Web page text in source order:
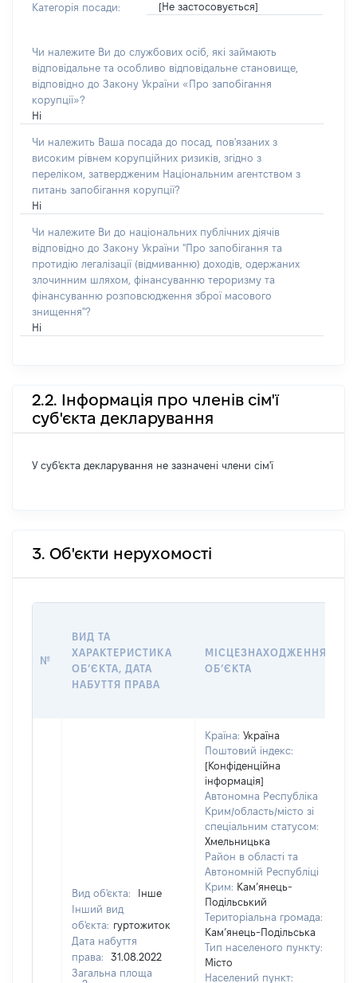
Категорія посади: [Не застосовується]
Чи належите Ви до службових осіб, які займають
відповідальне та особливо відповідальне становище,
відповідно до Закону України «Про запобігання
корупції»?
Ні
Чи належить Ваша посада до посад, пов'язаних з
високим рівнем корупційних ризиків, згідно з
переліком, затвердженим Національним агентством з
питань запобігання корупції?
Ні
Чи належите Ви до національних публічних діячів
відповідно до Закону України "Про запобігання та
протидію легалізації (відмиванню) доходів, одержаних
злочинним шляхом, фінансуванню тероризму та
фінансуванню розповсюдження зброї масового
знищення"?
Ні
2.2. Інформація про членів сім'ї
суб'єкта декларування
У суб'єкта декларування не зазначені члени сім'ї
3. Об'єкти нерухомості
№
ВИД ТА
ХАРАКТЕРИСТИКА
ОБʼЄКТА, ДАТА
НАБУТТЯ ПРАВА
МІСЦЕЗНАХОДЖЕННЯ
ОБʼЄКТА
Вид об'єкта:
Інше
Інший вид
об'єкта: гуртожиток
Дата набуття
права:
31.08.2022
Загальна площа
Країна: Україна
Поштовий індекс:
[Конфіденційна
інформація]
Автономна Республіка
Крим/область/місто зі
спеціальним статусом:
Хмельницька
Район в області та
Автономній Республіці
Крим: Кам’янець-
Подільський
Територіальна громада:
Кам’янець-Подільська
Тип населеного пункту:
Місто
Населений пункт: